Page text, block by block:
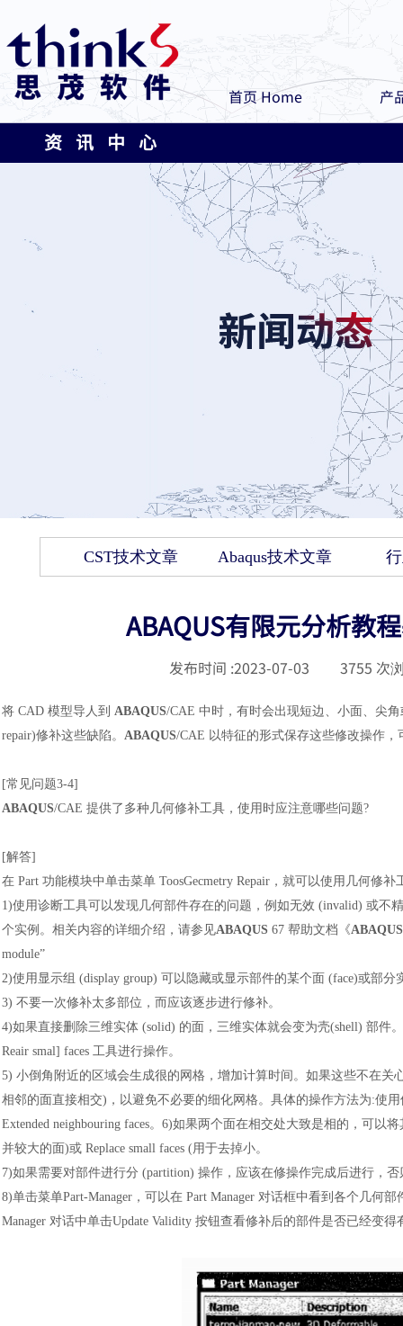
首页 Home 产
资 讯 中 心
CST技术文章 Abaqus技术文章
ABAQUS有限元分析教
发布时间 :2023-07-03 3755 次
将 CAD 模型导人到 ABAQUS/CAE 中时，有时会出现短边、小面、尖
repair)修补这些缺陷。 ABAQUS/CAE 以特征的形式保存这些修改操作
[常见问题3-4]
ABAQUS/CAE 提供了多种几何修补工具，使用时应注意哪些问题?
[解答]
在 Part 功能模块中单击菜单 ToosGecmetry Repair，就可以使用几何修
1)使用诊断工具可以发现几何部件存在的问题，例如无效 (invalid) 或不
个实例。相关内容的详细介绍，请参见ABAQUS 67 帮助文档《ABAQUS
module”
2)使用显示组 (display group) 可以隐藏或显示部件的某个面 (face)或部分
3) 不要一次修补太多部位，而应该逐步进行修补。
4)如果直接删除三维实体 (solid) 的面，三维实体就会变为壳(shell) 部件
Reair smal] faces 工具进行操作。
5) 小倒角附近的区域会生成很的网格，增加计算时间。如果这些不在
相邻的面直接相交)，以避免不必要的细化网格。具体的操作方法为:使
Extended neighbouring faces。6)如果两个面在相交处大致是相的，可以
并较大的面)或 Replace small faces (用于去掉小。
7)如果需要对部件进行分 (partition) 操作，应该在修操作完成后进行，
8)单击菜单Part-Manager，可以在 Part Manager 对话框中看到各个几何
Manager 对话中单击Update Validity 按钮查看修补后的部件是否已经变得